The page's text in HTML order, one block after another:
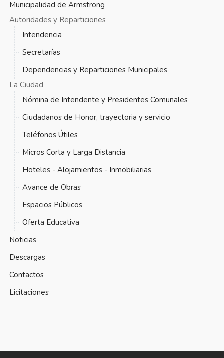
Municipalidad de Armstrong
Autoridades y Reparticiones
Intendencia
Secretarías
Dependencias y Reparticiones Municipales
La Ciudad
Nómina de Intendente y Presidentes Comunales
Ciudadanos de Honor, trayectoria y servicio
Teléfonos Útiles
Micros Corta y Larga Distancia
Hoteles - Alojamientos - Inmobiliarias
Avance de Obras
Espacios Públicos
Oferta Educativa
Noticias
Descargas
Contactos
Licitaciones